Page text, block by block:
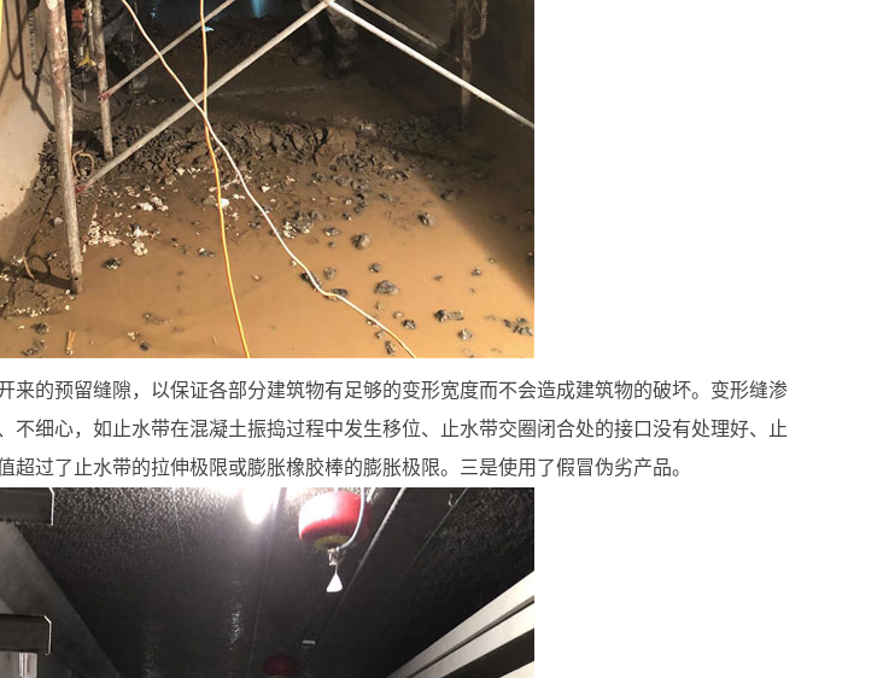
来的预留缝隙，以保证各部分建筑物有足够的变形宽度而不会造成建筑物的破坏。变形缝渗
不细心，如止水带在混凝土振捣过程中发生移位、止水带交圈闭合处的接口没有处理好、止
超过了止水带的拉伸极限或膨胀橡胶棒的膨胀极限。三是使用了假冒伪劣产品。